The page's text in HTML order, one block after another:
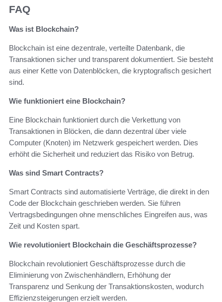
FAQ
Was ist Blockchain?
Blockchain ist eine dezentrale, verteilte Datenbank, die
Transaktionen sicher und transparent dokumentiert. Sie besteht
aus einer Kette von Datenblöcken, die kryptografisch gesichert
sind.
Wie funktioniert eine Blockchain?
Eine Blockchain funktioniert durch die Verkettung von
Transaktionen in Blöcken, die dann dezentral über viele
Computer (Knoten) im Netzwerk gespeichert werden. Dies
erhöht die Sicherheit und reduziert das Risiko von Betrug.
Was sind Smart Contracts?
Smart Contracts sind automatisierte Verträge, die direkt in den
Code der Blockchain geschrieben werden. Sie führen
Vertragsbedingungen ohne menschliches Eingreifen aus, was
Zeit und Kosten spart.
Wie revolutioniert Blockchain die Geschäftsprozesse?
Blockchain revolutioniert Geschäftsprozesse durch die
Eliminierung von Zwischenhändlern, Erhöhung der
Transparenz und Senkung der Transaktionskosten, wodurch
Effizienzsteigerungen erzielt werden.